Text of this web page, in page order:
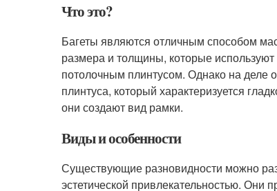
Что это?
Багеты являются отличным способом
размера и толщины, которые
потолочным плинтусом. Однако на
плинтуса, который характеризуется
они создают вид рамки.
Виды и особенности
Существующие разновидности можно
эстетической привлекательностью.